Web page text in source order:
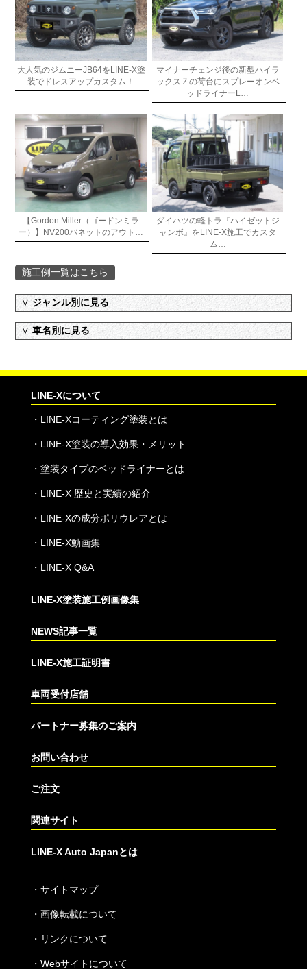
大人気のジムニーJB64をLINE-X塗
装でドレスアップカスタム！
マイナーチェンジ後の新型ハイラ
ックスＺの荷台にスプレーオンベ
ッドライナーL…
【Gordon Miller（ゴードンミラ
ー）】NV200バネットのアウト…
ダイハツの軽トラ『ハイゼットジ
ャンボ』をLINE-X施工でカスタ
ム…
施工例一覧はこちら
∨ジャンル別に見る
∨車名別に見る
LINE-Xについて
・ LINE-Xコーティング塗装とは
・ LINE-X塗装の導入効果・メリット
・ 塗装タイプのベッドライナーとは
・ LINE-X 歴史と実績の紹介
・ LINE-Xの成分ポリウレアとは
・ LINE-X動画集
・ LINE-X Q&A
LINE-X塗装施工例画像集
NEWS記事一覧
LINE-X施工証明書
車両受付店舗
パートナー募集のご案内
お問い合わせ
ご注文
関連サイト
LINE-X Auto Japanとは
・ サイトマップ
・ 画像転載について
・ リンクについて
・ Webサイトについて